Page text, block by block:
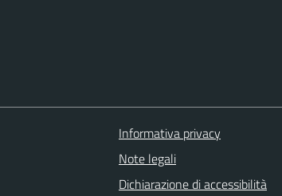
Informativa privacy
Note legali
Dichiarazione di accessibilità